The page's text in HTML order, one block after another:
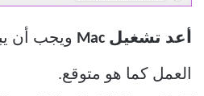
أعد تشغيل Mac
العمل كما هو متوقع.